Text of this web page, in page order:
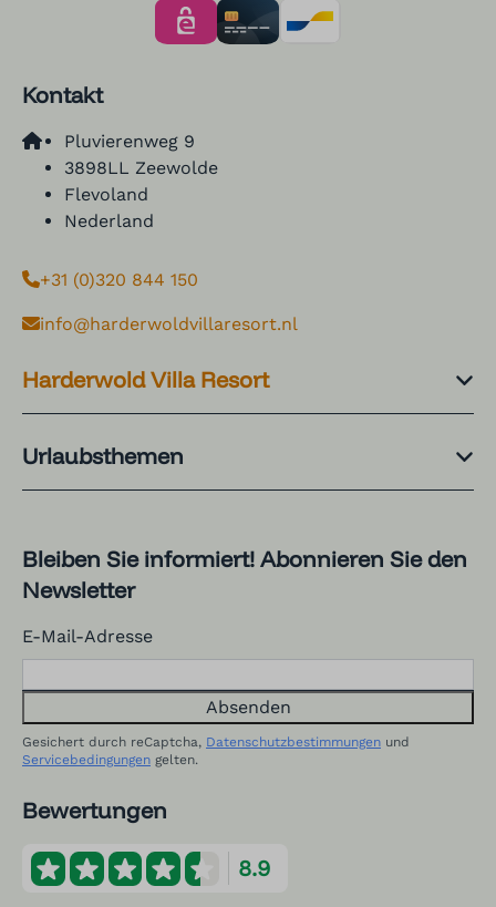
Kontakt
Pluvierenweg 9
3898LL Zeewolde
Flevoland
Nederland
+31 (0)320 844 150
info@harderwoldvillaresort.nl
Harderwold Villa Resort
Urlaubsthemen
Bleiben Sie informiert! Abonnieren Sie den
Newsletter
E-Mail-Adresse
Absenden
Gesichert durch reCaptcha, Datenschutzbestimmungen und
Servicebedingungen gelten.
Bewertungen
8.9